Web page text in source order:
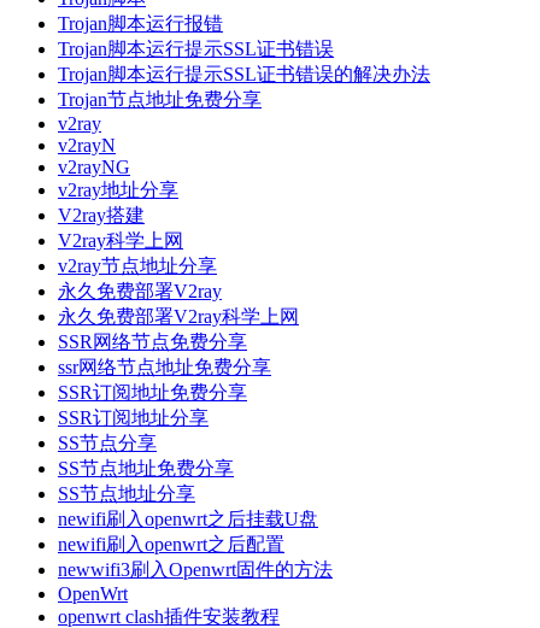
Trojan脚本运行报错
Trojan脚本运行提示SSL证书错误
Trojan脚本运行提示SSL证书错误的解决办法
Trojan节点地址免费分享
v2ray
v2rayN
v2rayNG
v2ray地址分享
V2ray搭建
V2ray科学上网
v2ray节点地址分享
永久免费部署V2ray
永久免费部署V2ray科学上网
SSR网络节点免费分享
ssr网络节点地址免费分享
SSR订阅地址免费分享
SSR订阅地址分享
SS节点分享
SS节点地址免费分享
SS节点地址分享
newifi刷入openwrt之后挂载U盘
newifi刷入openwrt之后配置
newwifi3刷入Openwrt固件的方法
OpenWrt
openwrt clash插件安装教程